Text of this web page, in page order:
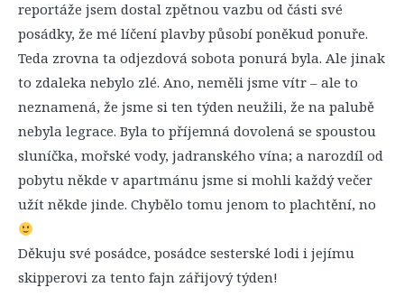
reportáže jsem dostal zpětnou vazbu od části své
posádky, že mé líčení plavby působí poněkud ponuře.
Teda zrovna ta odjezdová sobota ponurá byla. Ale jinak
to zdaleka nebylo zlé. Ano, neměli jsme vítr – ale to
neznamená, že jsme si ten týden neužili, že na palubě
nebyla legrace. Byla to příjemná dovolená se spoustou
sluníčka, mořské vody, jadranského vína; a narozdíl od
pobytu někde v apartmánu jsme si mohli každý večer
užít někde jinde. Chybělo tomu jenom to plachtění, no
Děkuju své posádce, posádce sesterské lodi i jejímu
skipperovi za tento fajn zářijový týden!